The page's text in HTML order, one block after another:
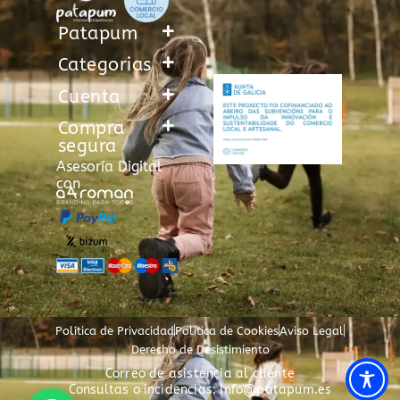
Patapum
Categorias
Cuenta
Compra
segura
Asesoría Digital
con
Política de PrivacidadPolítica de CookiesAviso Legal
Derecho de Desistimiento
Correo de asistencia al cliente
Consultas o incidencias: info@patapum.es